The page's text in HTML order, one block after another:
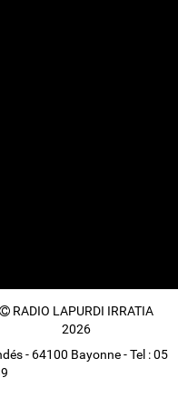
RADIO LAPURDI IRRATIA
2026
- 64100 Bayonne - Tel : 05